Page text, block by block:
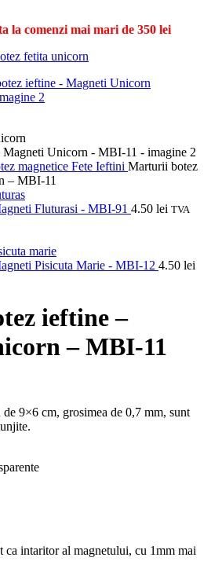
la comenzi mai mari de 350 lei
magnetice Fete Ieftini Marturii botez
– MBI-11
Fluturasi - MBI-91 4.50 lei TVA
Pisicuta Marie - MBI-12 4.50 lei
ieftine –
– MBI-11
9×6 cm, grosimea de 0,7 mm, sunt
ca intaritor al magnetului, cu 1mm mai